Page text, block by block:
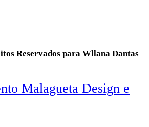
Reservados para Wllana Dantas
Malagueta Design e